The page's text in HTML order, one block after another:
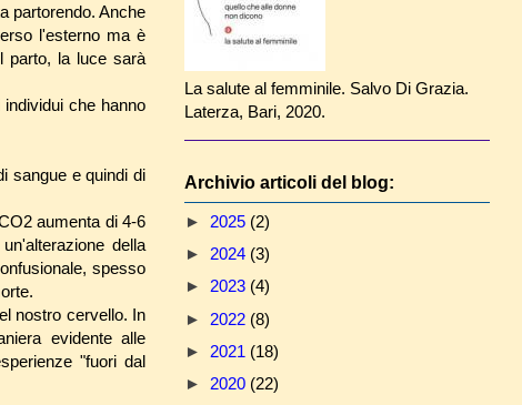
partorendo. Anche
l'esterno ma è
parto, la luce sarà
che hanno
sangue e quindi di
aumenta di 4-6
della
spesso
nostro cervello. In
evidente alle
"fuori dal
La salute al femminile. Salvo Di Grazia.
Laterza, Bari, 2020.
Archivio articoli del blog:
► 2025 (2)
► 2024 (3)
► 2023 (4)
► 2022 (8)
► 2021 (18)
► 2020 (22)